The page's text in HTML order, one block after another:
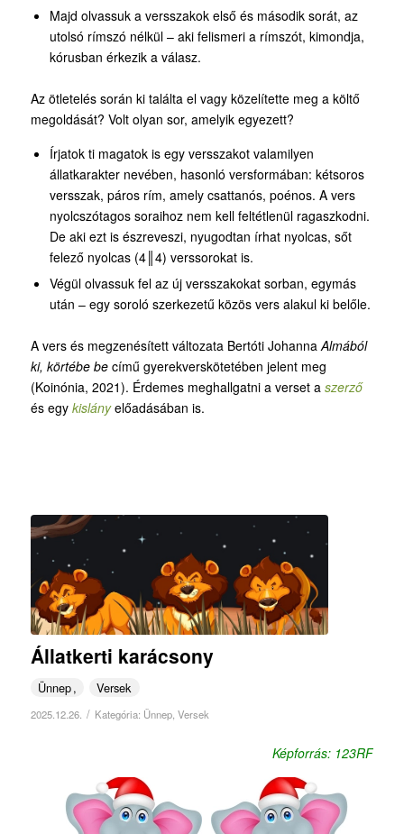
Majd olvassuk a versszakok első és második sorát, az
utolsó rímszó nélkül – aki felismeri a rímszót, kimondja,
kórusban érkezik a válasz.
Az ötletelés során ki találta el vagy közelítette meg a költő
megoldását? Volt olyan sor, amelyik egyezett?
Írjatok ti magatok is egy versszakot valamilyen
állatkarakter nevében, hasonló versformában: kétsoros
versszak, páros rím, amely csattanós, poénos. A vers
nyolcszótagos soraihoz nem kell feltétlenül ragaszkodni.
De aki ezt is észreveszi, nyugodtan írhat nyolcas, sőt
felező nyolcas (4║4) verssorokat is.
Végül olvassuk fel az új versszakokat sorban, egymás
után – egy soroló szerkezetű közös vers alakul ki belőle.
A vers és megzenésített változata Bertóti JohannaAlmából
ki, körtébe be című gyerekverskötetében jelent meg
(Koinónia, 2021). Érdemes meghallgatni a verset a szerző
és egy kislányelőadásában is.
Állatkerti karácsony
Ünnep Versek
2025.12.26. / Kategória: Ünnep, Versek
Képforrás: 123RF